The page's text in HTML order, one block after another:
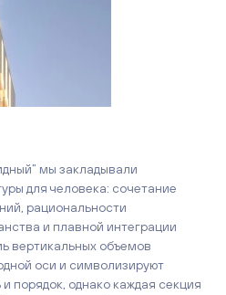
мы закладывали
для человека: сочетание
рациональности
и плавной интеграции
вертикальных объемов
оси и символизируют
порядок, однако каждая секция